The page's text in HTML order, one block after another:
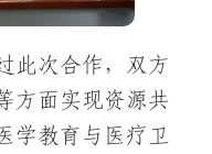
此次合作，双方
方面实现资源共
学教育与医疗卫